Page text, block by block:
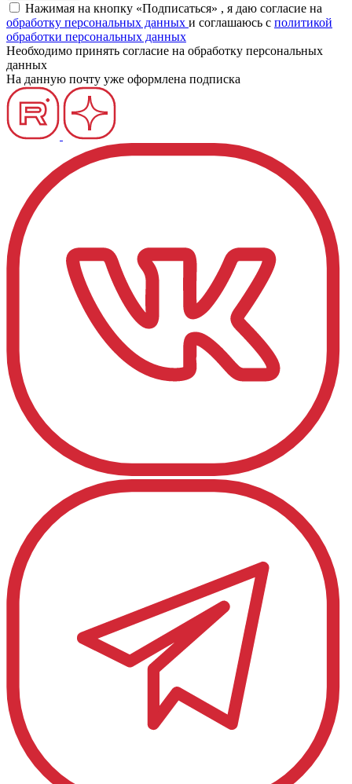
Нажимая на кнопку «Подписаться» , я даю согласие на
обработку персональных данных и соглашаюсь c политикой
обработки персональных данных
Необходимо принять согласие на обработку персональных
данных
На данную почту уже оформлена подписка